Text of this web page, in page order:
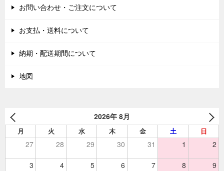
お問い合わせ・ご注文について
お支払・送料について
納期・配送期間について
地図
2026年 8月
月 火 水 木 金 土 日
27 28 29 30 31 1 2
3 4 5 6 7 8 9